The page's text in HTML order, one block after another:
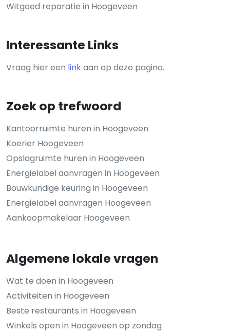
Witgoed reparatie in Hoogeveen
Interessante Links
Vraag hier een linkaan op deze pagina.
Zoek op trefwoord
Kantoorruimte huren in Hoogeveen
Koerier Hoogeveen
Opslagruimte huren in Hoogeveen
Energielabel aanvragen in Hoogeveen
Bouwkundige keuring in Hoogeveen
Energielabel aanvragen Hoogeveen
Aankoopmakelaar Hoogeveen
Algemene lokale vragen
Wat te doen in Hoogeveen
Activiteiten in Hoogeveen
Beste restaurants in Hoogeveen
Winkels open in Hoogeveen op zondag